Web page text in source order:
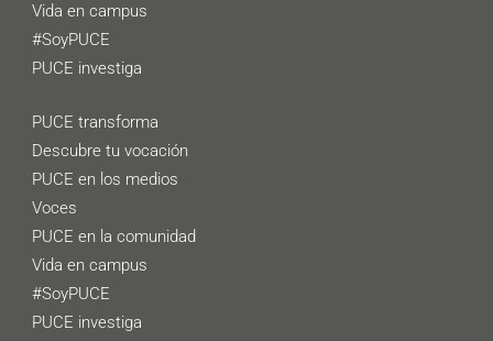
Vida en campus
#SoyPUCE
PUCE investiga
PUCE transforma
Descubre tu vocación
PUCE en los medios
Voces
PUCE en la comunidad
Vida en campus
#SoyPUCE
PUCE investiga